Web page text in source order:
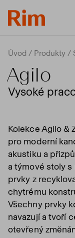
Úvod Produkty
Agilo
Vysoké
Kolekce Agilo &
pro moderní
akustiku a
a týmové stoly
prvky z
chytrému
Všechny prvky
navazují a tvoří
otevřený